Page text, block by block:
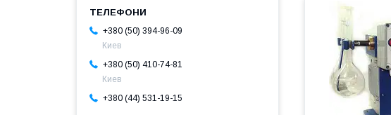
+380 (50) 394-96-09
Киев
+380 (50) 410-74-81
Киев
+380 (44) 531-19-15